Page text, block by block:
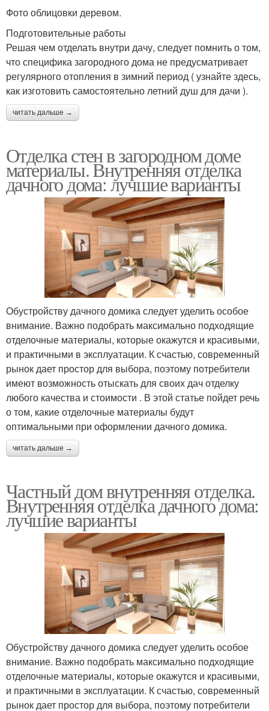
Фото облицовки деревом.
Подготовительные работы
Решая чем отделать внутри дачу, следует помнить о том,
что специфика загородного дома не предусматривает
регулярного отопления в зимний период ( узнайте здесь,
как изготовить самостоятельно летний душ для дачи ).
читать дальше →
Отделка стен в загородном доме
материалы. Внутренняя отделка
дачного дома: лучшие варианты
Обустройству дачного домика следует уделить особое
внимание. Важно подобрать максимально подходящие
отделочные материалы, которые окажутся и красивыми,
и практичными в эксплуатации. К счастью, современный
рынок дает простор для выбора, поэтому потребители
имеют возможность отыскать для своих дач отделку
любого качества и стоимости . В этой статье пойдет речь
о том, какие отделочные материалы будут
оптимальными при оформлении дачного домика.
читать дальше →
Частный дом внутренняя отделка.
Внутренняя отделка дачного дома:
лучшие варианты
Обустройству дачного домика следует уделить особое
внимание. Важно подобрать максимально подходящие
отделочные материалы, которые окажутся и красивыми,
и практичными в эксплуатации. К счастью, современный
рынок дает простор для выбора, поэтому потребители